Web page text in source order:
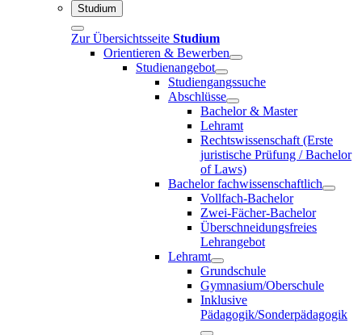
Studium
Zur Übersichtsseite Studium
Orientieren & Bewerben
Studienangebot
Studiengangssuche
Abschlüsse
Bachelor & Master
Lehramt
Rechtswissenschaft (Erste
juristische Prüfung / Bachelor
of Laws)
Bachelor fachwissenschaftlich
Vollfach-Bachelor
Zwei-Fächer-Bachelor
Überschneidungsfreies
Lehrangebot
Lehramt
Grundschule
Gymnasium/Oberschule
Inklusive
Pädagogik/Sonderpädagogik